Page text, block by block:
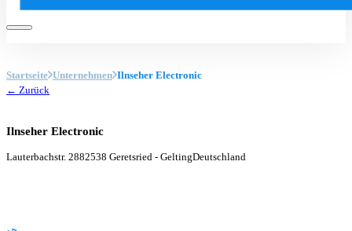
Startseite Unternehmen Ilnseher Electronic
← Zurück
Ilnseher Electronic
Lauterbachstr. 2882538 Geretsried - GeltingDeutschland